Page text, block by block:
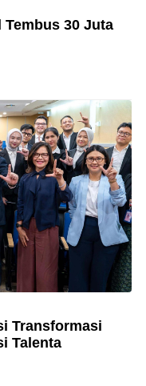
30 Juta
Transformasi
Talenta